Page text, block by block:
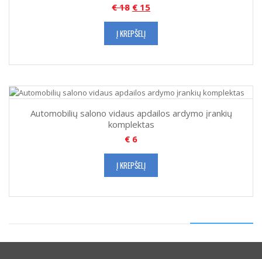
€18 € 15
Į KREPŠELĮ
Automobilių salono vidaus apdailos ardymo įrankių
komplektas
€ 6
Į KREPŠELĮ